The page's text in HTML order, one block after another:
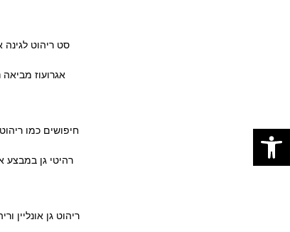
סט ריהוט
אגרועוז
חיפושים כמו
רהיטי גן במבצע
ריהוט גן אונליין
פתח סרגל נגישות